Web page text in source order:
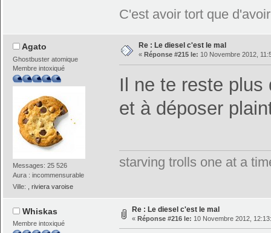
C'est avoir tort que
Agato
Ghostbuster atomique
Membre intoxiqué
Messages: 25 526
Aura : incommensurable
Ville:
, riviera varoise
Re : Le diesel c'est le mal
« Réponse #215 le: 10 Novembre 2012,
Il ne te reste plus
et à déposer
starving trolls one at a
Whiskas
Membre intoxiqué
Re : Le diesel c'est le mal
« Réponse #216 le: 10 Novembre 2012,